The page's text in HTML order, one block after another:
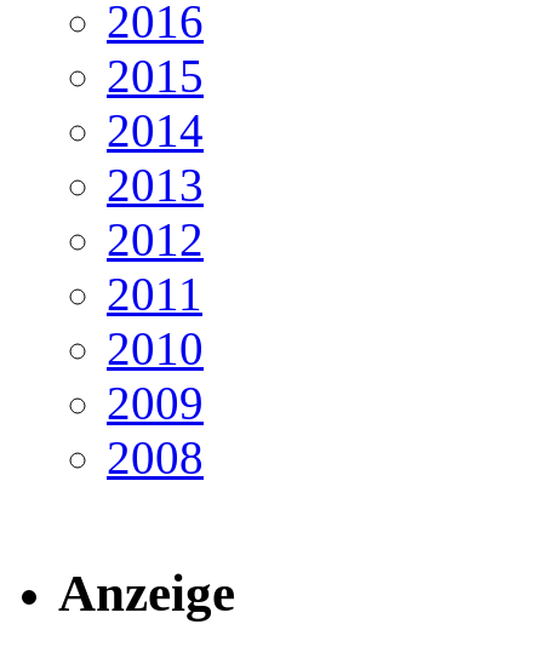
2016
2015
2014
2013
2012
2011
2010
2009
2008
Anzeige